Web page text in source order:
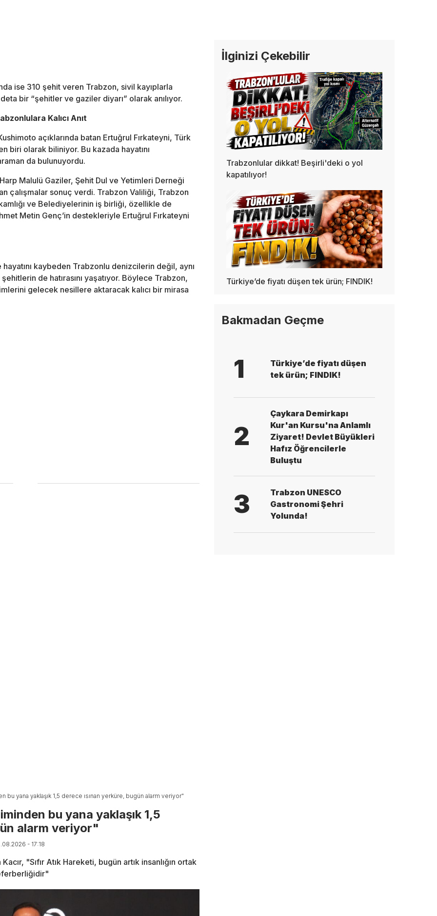
ise 310 şehit veren Trabzon, sivil kayıplarla
bir “şehitler ve gaziler diyarı” olarak anılıyor.
Kalıcı Anıt
açıklarında batan Ertuğrul Fırkateyni, Türk
biri olarak biliniyor. Bu kazada hayatını
da bulunuyordu.
Malulü Gaziler, Şehit Dul ve Yetimleri Derneği
çalışmalar sonuç verdi. Trabzon Valiliği, Trabzon
ve Belediyelerinin iş birliği, özellikle de
Metin Genç’in destekleriyle Ertuğrul Fırkateyni
hayatını kaybeden Trabzonlu denizcilerin değil, aynı
de hatırasını yaşatıyor. Böylece Trabzon,
gelecek nesillere aktaracak kalıcı bir mirasa
bu yana yaklaşık 1,5 derece ısınan yerküre, bugün alarm veriyor"
bu yana yaklaşık 1,5
alarm veriyor"
- 17:18
"Sıfır Atık Hareketi, bugün artık insanlığın ortak
İlginizi Çekebilir
Trabzonlular dikkat! Beşirli'deki o yol
kapatılıyor!
Türkiye’de fiyatı düşen tek ürün; FINDIK!
Bakmadan Geçme
1
Türkiye’de fiyatı düşen
tek ürün; FINDIK!
2
Çaykara Demirkapı
Kur'an Kursu'na Anlamlı
Ziyaret! Devlet Büyükleri
Hafız Öğrencilerle
Buluştu
3
Trabzon UNESCO
Gastronomi Şehri
Yolunda!